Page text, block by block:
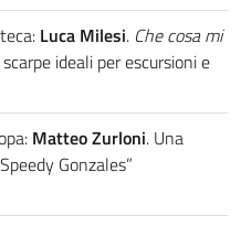
Luca Milesi. Che cosa mi
ideali per escursioni e
Matteo Zurloni. Una
Gonzales”